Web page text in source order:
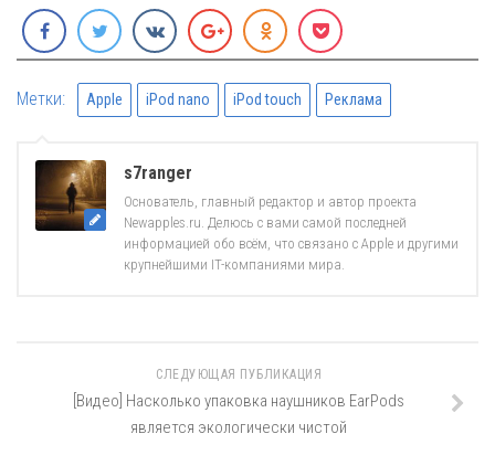
Метки: Apple iPod nano iPod touch Реклама
s7ranger
Основатель, главный редактор и автор проекта
Newapples.ru. Делюсь с вами самой последней
информацией обо всём, что связано с Apple и другими
крупнейшими IT-компаниями мира.
СЛЕДУЮЩАЯ ПУБЛИКАЦИЯ
[Видео] Насколько упаковка наушников EarPods
является экологически чистой